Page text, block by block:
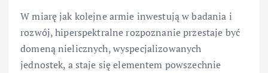
W miarę jak kolejne armie inwestują w badania i
rozwój, hiperspektralne rozpoznanie przestaje być
domeną nielicznych, wyspecjalizowanych
jednostek, a staje się elementem powszechnie